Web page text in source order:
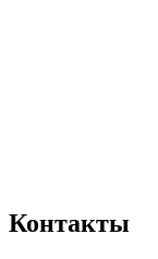
Контакты